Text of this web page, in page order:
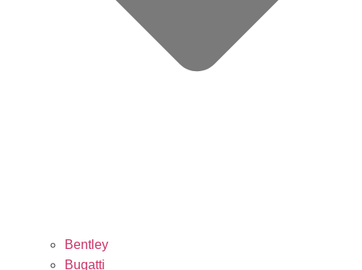
Bentley
Bugatti